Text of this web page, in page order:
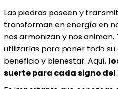
Las piedras poseen y
transforman en energía en
nos armonizan y nos
utilizarlas para poner todo
beneficio y bienestar. Aquí,
suerte para cada signo del